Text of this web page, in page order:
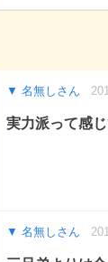
名無しさん
実力派って感
名無しさん